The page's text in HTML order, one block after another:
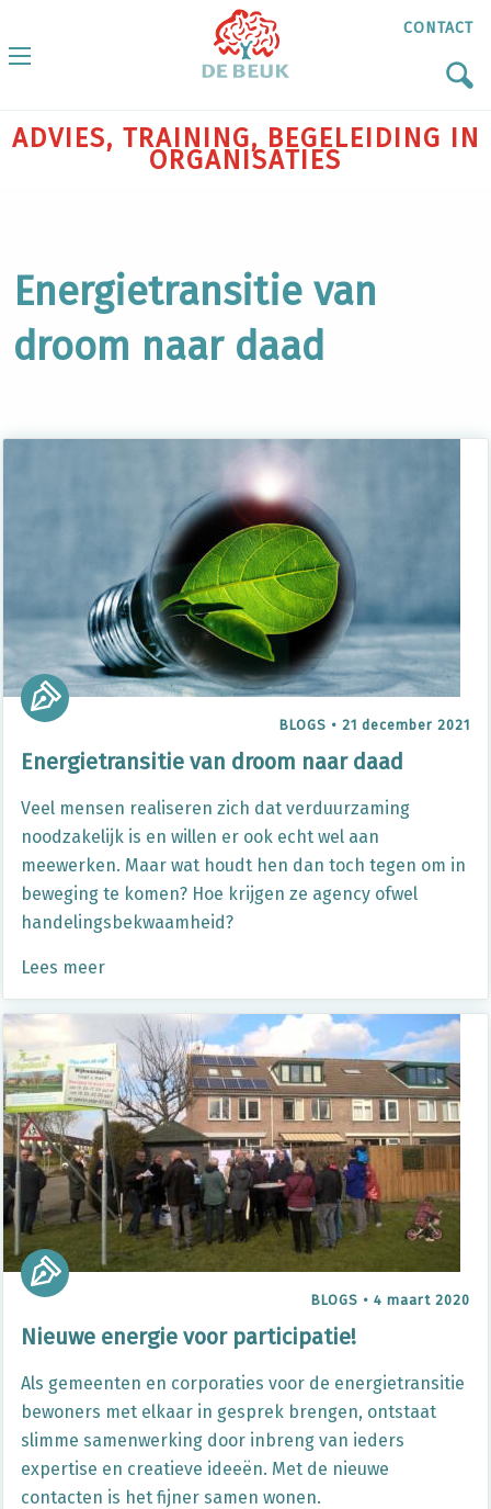
CONTACT
ADVIES, TRAINING, BEGELEIDING IN
ORGANISATIES
Energietransitie van
droom naar daad
BLOGS • 21 december 2021
Energietransitie van droom naar daad
Veel mensen realiseren zich dat verduurzaming
noodzakelijk is en willen er ook echt wel aan
meewerken. Maar wat houdt hen dan toch tegen om in
beweging te komen? Hoe krijgen ze agency ofwel
handelingsbekwaamheid?
Lees meer
BLOGS • 4 maart 2020
Nieuwe energie voor participatie!
Als gemeenten en corporaties voor de energietransitie
bewoners met elkaar in gesprek brengen, ontstaat
slimme samenwerking door inbreng van ieders
expertise en creatieve ideeën. Met de nieuwe
contacten is het fijner samen wonen.